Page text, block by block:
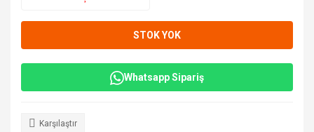
STOK YOK
Whatsapp Sipariş
Karşılaştır